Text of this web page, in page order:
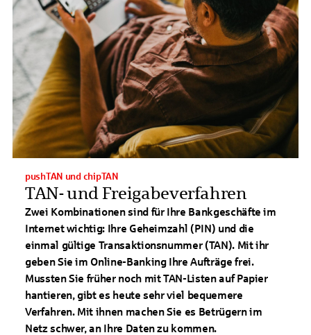
TAN- und Freigabeverfahren
pushTAN und chipTAN
Zwei Kombinationen sind für Ihre Bankgeschäfte im
Internet wichtig: Ihre Geheimzahl (PIN) und die
einmal gültige Transaktionsnummer (TAN). Mit ihr
geben Sie im Online-Banking Ihre Aufträge frei.
Mussten Sie früher noch mit TAN-Listen auf Papier
hantieren, gibt es heute sehr viel bequemere
Verfahren. Mit ihnen machen Sie es Betrügern im
Netz schwer, an Ihre Daten zu kommen.